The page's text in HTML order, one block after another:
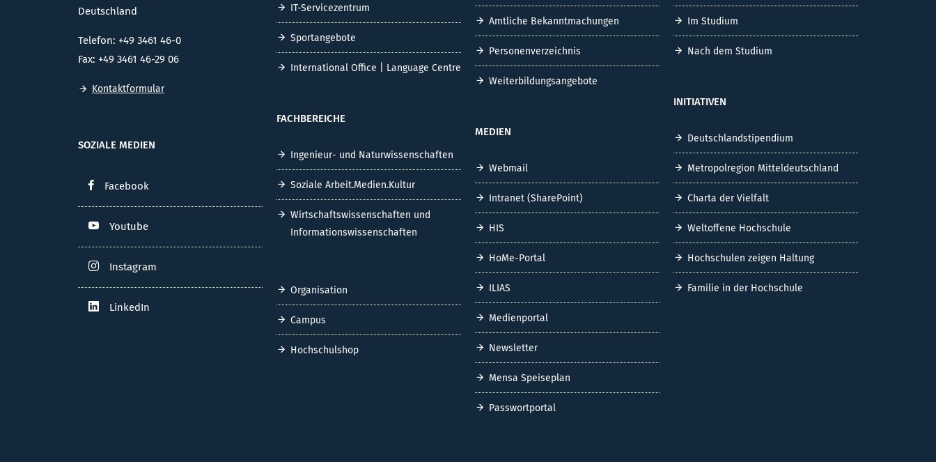
Deutschland
Telefon: +49 3461 46-0
Fax: +49 3461 46-29 06
Kontaktformular
SOZIALE MEDIEN
Facebook
Youtube
Instagram
LinkedIn
IT-Servicezentrum
Sportangebote
International Office | Language Centre
FACHBEREICHE
Ingenieur- und Naturwissenschaften
Soziale Arbeit.Medien.Kultur
Wirtschaftswissenschaften und
Informationswissenschaften
Organisation
Campus
Hochschulshop
Amtliche Bekanntmachungen
Personenverzeichnis
Weiterbildungsangebote
MEDIEN
Webmail
Intranet (SharePoint)
HIS
HoMe-Portal
ILIAS
Medienportal
Newsletter
Mensa Speiseplan
Passwortportal
Im Studium
Nach dem Studium
INITIATIVEN
Deutschlandstipendium
Metropolregion Mitteldeutschland
Charta der Vielfalt
Weltoffene Hochschule
Hochschulen zeigen Haltung
Familie in der Hochschule